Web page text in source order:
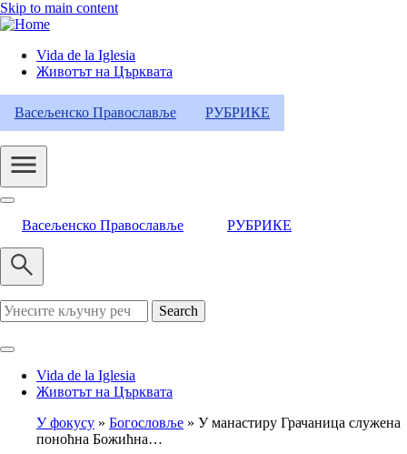
Skip to main content
Header
Category
Menu
Vida de la Iglesia
Животът на Църквата
Васељенско Православље РУБРИКЕ
Васељенско Православље РУБРИКЕ
Search
Vida de la Iglesia
Животът на Църквата
Breadcrumb
У фокусу Богословље
У манастиру Грачаница служена
поноћна Божићна…